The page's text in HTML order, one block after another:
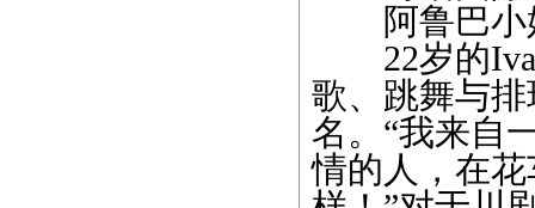
阿鲁巴小
22岁的
歌、跳舞与
名。“我来自
情的人，在花